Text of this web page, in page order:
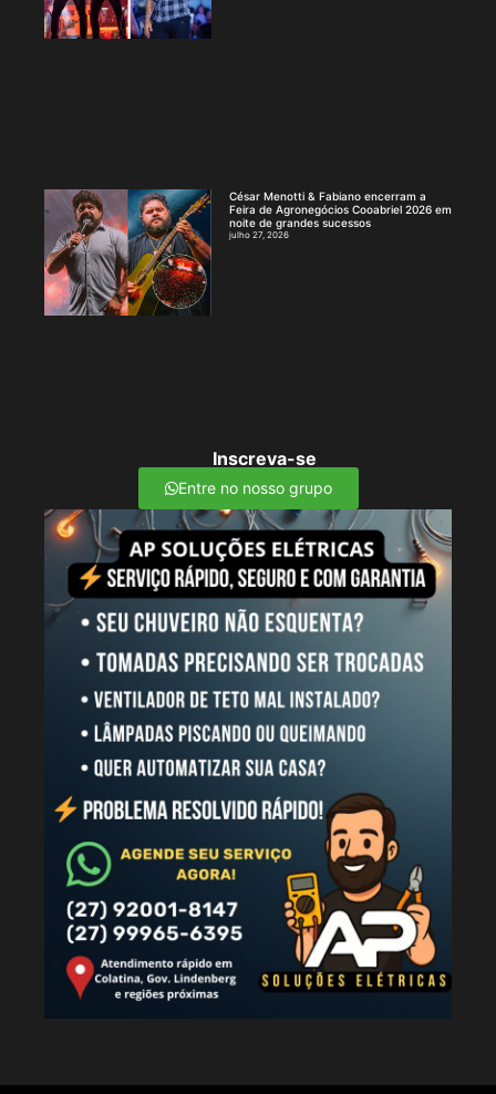
César Menotti & Fabiano encerram a
Feira de Agronegócios Cooabriel 2026 em
noite de grandes sucessos
julho 27, 2026
Inscreva-se
Entre no nosso grupo